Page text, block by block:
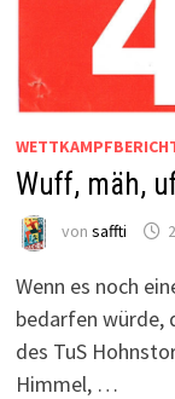
Wuff, mäh,
von saffti
Wenn es noch
bedarfen würde,
des TuS
Himmel, …